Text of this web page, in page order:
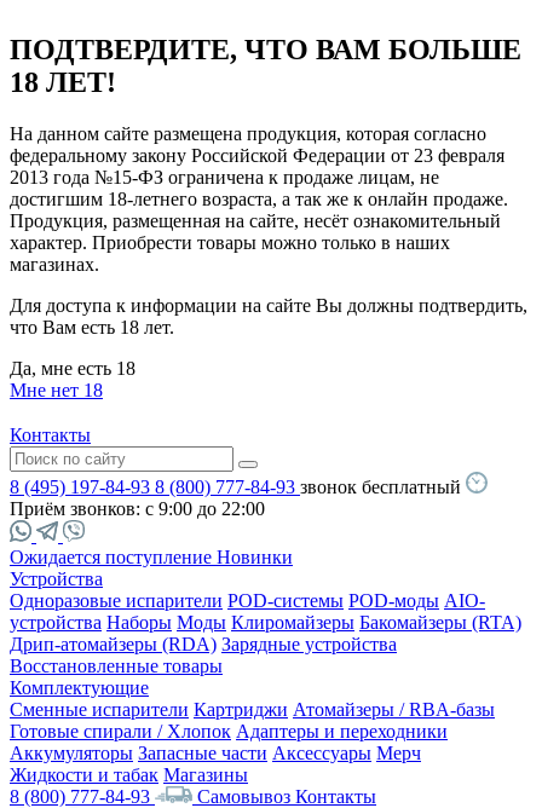
ПОДТВЕРДИТЕ, ЧТО ВАМ БОЛЬШЕ
18 ЛЕТ!
На данном сайте размещена продукция, которая согласно
федеральному закону Российской Федерации от 23 февраля
2013 года №15-ФЗ ограничена к продаже лицам, не
достигшим 18-летнего возраста, а так же к онлайн продаже.
Продукция, размещенная на сайте, несёт ознакомительный
характер. Приобрести товары можно только в наших
магазинах.
Для доступа к информации на сайте Вы должны подтвердить,
что Вам есть 18 лет.
Да, мне есть 18
Мне нет 18
Контакты
8 (495) 197-84-93 8 (800) 777-84-93 звонок бесплатный
Приём звонков: с 9:00 до 22:00
Ожидается поступление Новинки
Устройства
Одноразовые испарители POD-системы POD-моды AIO-
устройства Наборы Моды Клиромайзеры Бакомайзеры (RTA)
Дрип-атомайзеры (RDA) Зарядные устройства
Восстановленные товары
Комплектующие
Сменные испарители Картриджи Атомайзеры / RBA-базы
Готовые спирали / Хлопок Адаптеры и переходники
Аккумуляторы Запасные части Аксессуары Мерч
Жидкости и табак Магазины
8 (800) 777-84-93
Самовывоз Контакты